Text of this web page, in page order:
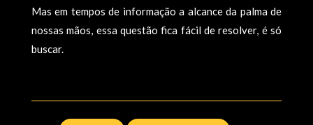
Mas em tempos de informação a alcance da palma de
nossas mãos, essa questão fica fácil de resolver, é só
buscar.